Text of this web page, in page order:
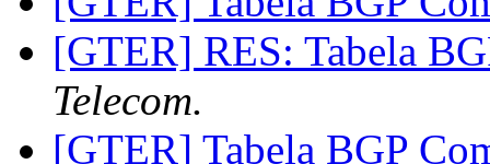
[GTER] RES: Tabela
Telecom.
[GTER] Tabela BGP